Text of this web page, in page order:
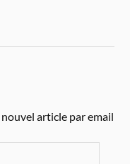
article par email